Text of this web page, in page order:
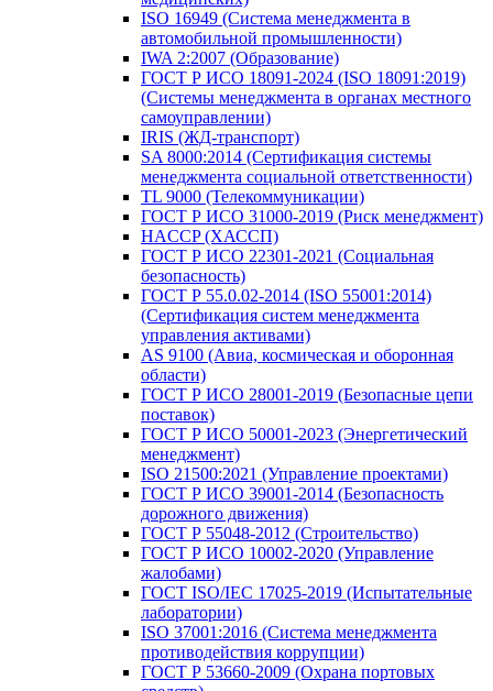
ISO 16949 (Система менеджмента в
автомобильной промышленности)
IWA 2:2007 (Образование)
ГОСТ Р ИСО 18091-2024 (ISO 18091:2019)
(Системы менеджмента в органах местного
самоуправлении)
IRIS (ЖД-транспорт)
SA 8000:2014 (Сертификация системы
менеджмента социальной ответственности)
TL 9000 (Телекоммуникации)
ГОСТ Р ИСО 31000-2019 (Риск менеджмент)
HACCP (ХАССП)
ГОСТ Р ИСО 22301-2021 (Социальная
безопасность)
ГОСТ Р 55.0.02-2014 (ISO 55001:2014)
(Сертификация систем менеджмента
управления активами)
AS 9100 (Авиа, космическая и оборонная
области)
ГОСТ Р ИСО 28001-2019 (Безопасные цепи
поставок)
ГОСТ Р ИСО 50001-2023 (Энергетический
менеджмент)
ISO 21500:2021 (Управление проектами)
ГОСТ Р ИСО 39001-2014 (Безопасность
дорожного движения)
ГОСТ Р 55048-2012 (Строительство)
ГОСТ Р ИСО 10002-2020 (Управление
жалобами)
ГОСТ ISO/IEC 17025-2019 (Испытательные
лаборатории)
ISO 37001:2016 (Система менеджмента
противодействия коррупции)
ГОСТ Р 53660-2009 (Охрана портовых